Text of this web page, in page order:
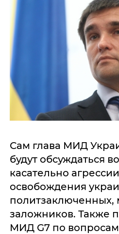
Сам глава МИД
будут обсуждаться
касательно
освобождения
политзаключенных,
заложников. Также
МИД G7 по